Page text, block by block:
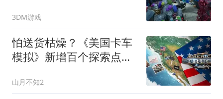
3DM游戏
怕送货枯燥？《美国卡车
模拟》新增百个探索点
山月不知2